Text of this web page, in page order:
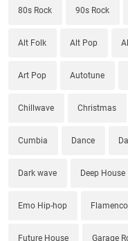
80s Rock 90s Rock
Alt Folk Alt Pop
Art Pop Autotune
Chillwave Christmas
Cumbia Dance
Dark wave Deep House
Emo Hip-hop Flamenco
Future House Garage